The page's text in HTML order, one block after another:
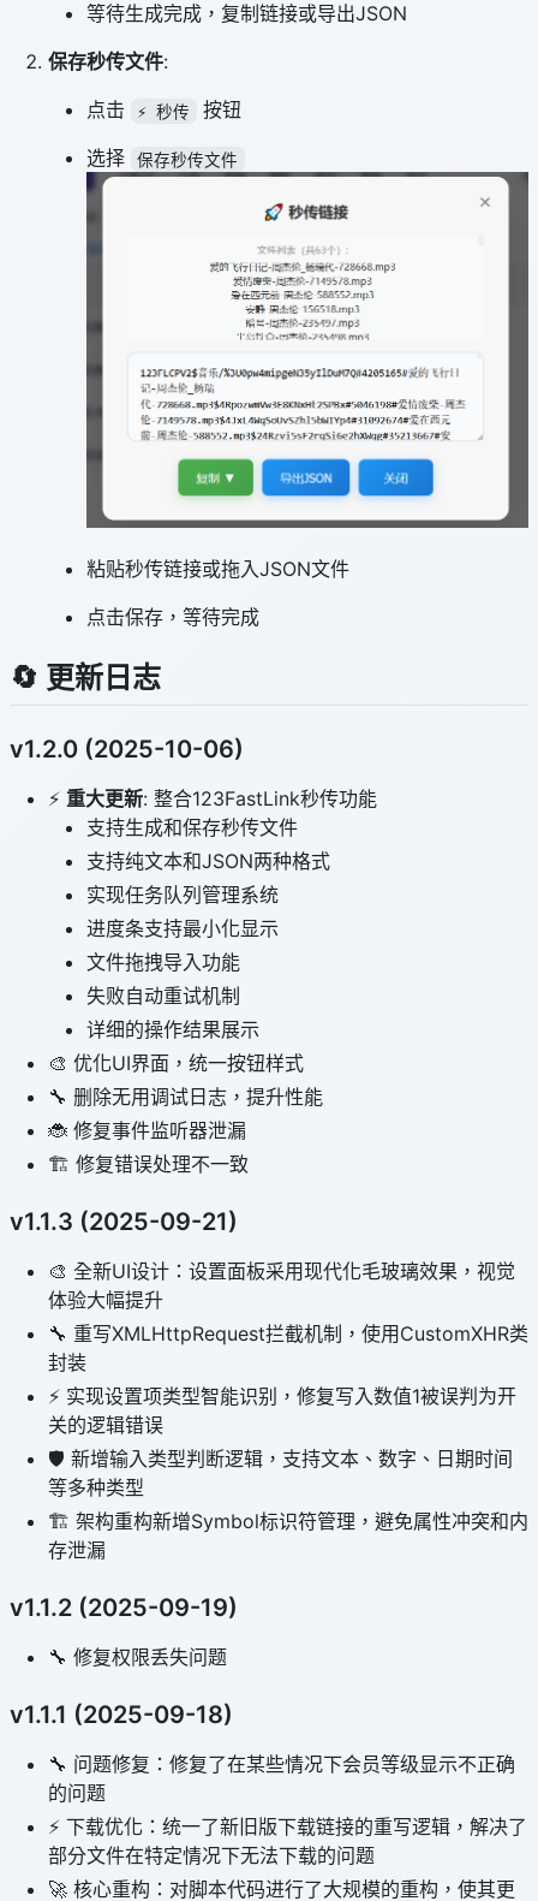
等待生成完成，复制链接或导出JSON
保存秒传文件:
点击
⚡ 秒传
按钮
选择
保存秒传文件
粘贴秒传链接或拖入JSON文件
点击保存，等待完成
🔄 更新日志
v1.2.0 (2025-10-06)
⚡️ 重大更新: 整合123FastLink秒传功能
支持生成和保存秒传文件
支持纯文本和JSON两种格式
实现任务队列管理系统
进度条支持最小化显示
文件拖拽导入功能
失败自动重试机制
详细的操作结果展示
🎨 优化UI界面，统一按钮样式
🔧 删除无用调试日志，提升性能
🐞 修复事件监听器泄漏
🏗️ 修复错误处理不一致
v1.1.3 (2025-09-21)
🎨 全新UI设计：设置面板采用现代化毛玻璃效果，视觉
体验大幅提升
🔧 重写XMLHttpRequest拦截机制，使用CustomXHR类
封装
⚡️ 实现设置项类型智能识别，修复写入数值1被误判为开
关的逻辑错误
🛡️ 新增输入类型判断逻辑，支持文本、数字、日期时间
等多种类型
🏗️ 架构重构新增Symbol标识符管理，避免属性冲突和内
存泄漏
v1.1.2 (2025-09-19)
🔧 修复权限丢失问题
v1.1.1 (2025-09-18)
🔧 问题修复：修复了在某些情况下会员等级显示不正确
的问题
⚡️ 下载优化：统一了新旧版下载链接的重写逻辑，解决了
部分文件在特定情况下无法下载的问题
🚀 核心重构：对脚本代码进行了大规模的重构，使其更